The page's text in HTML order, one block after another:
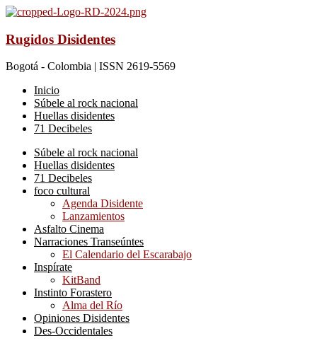
Rugidos Disidentes
Bogotá - Colombia | ISSN 2619-5569
Inicio
Súbele al rock nacional
Huellas disidentes
71 Decibeles
Súbele al rock nacional
Huellas disidentes
71 Decibeles
foco cultural
Agenda Disidente
Lanzamientos
Asfalto Cinema
Narraciones Transeúntes
El Calendario del Escarabajo
Inspírate
KitBand
Instinto Forastero
Alma del Río
Opiniones Disidentes
Des-Occidentales